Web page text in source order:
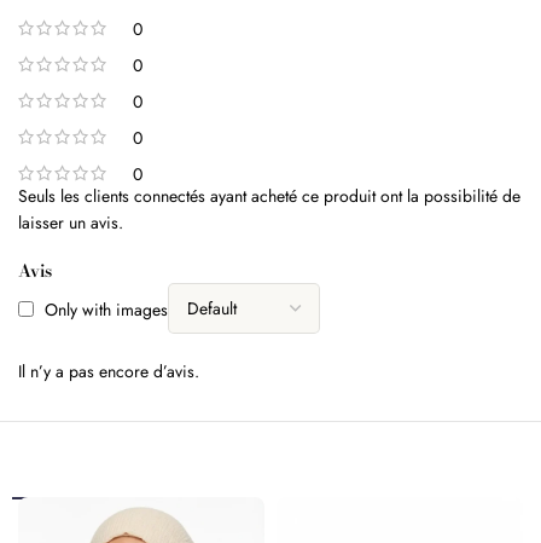
0
0
0
0
0
Avis
Only with images
Il n’y a pas encore d’avis.
Seuls les clients connectés ayant acheté ce produit ont la possibilité de
laisser un avis.